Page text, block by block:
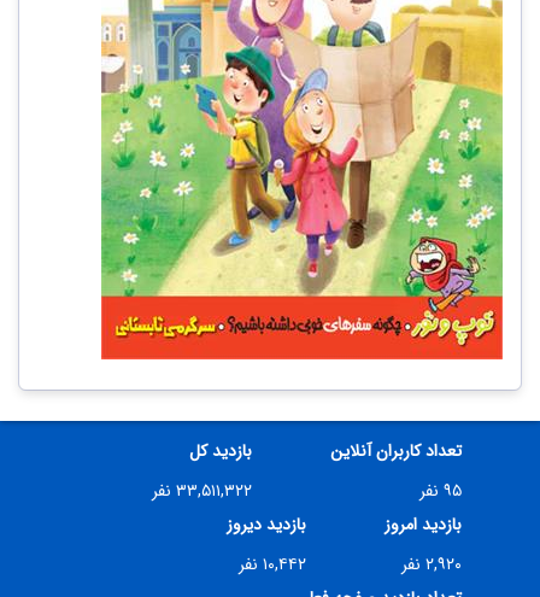
تعداد کاربران آنلاین
۹۵ نفر
بازدید کل
۳۳,۵۱۱,۳۲۲ نفر
بازدید امروز
۲,۹۲۰ نفر
بازدید دیروز
۱۰,۴۴۲ نفر